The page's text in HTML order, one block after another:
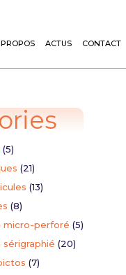
ACTUS CONTACT
de la police de caractère
(5)
(21)
(13)
(8)
micro-perforé (5)
sérigraphié (20)
(7)